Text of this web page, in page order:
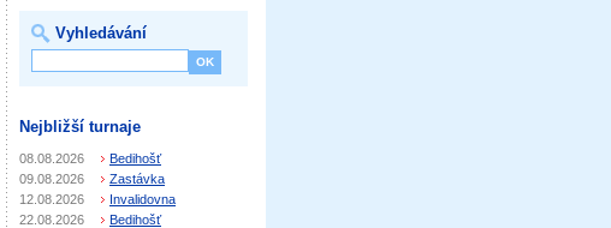
Vyhledávání
Nejbližší turnaje
08.08.2026
Bedihošť
09.08.2026
Zastávka
12.08.2026
Invalidovna
22.08.2026
Bedihošť